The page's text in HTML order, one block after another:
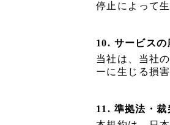
停止によって
10. サービスの
当社は、当社
ーに生じる損
11. 準拠法・裁